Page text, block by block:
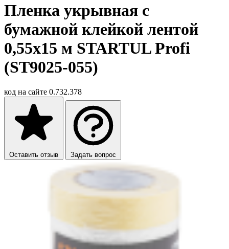
Пленка укрывная с
бумажной клейкой лентой
0,55х15 м STARTUL Profi
(ST9025-055)
код на сайте 0.732.378
Оставить отзыв Задать вопрос